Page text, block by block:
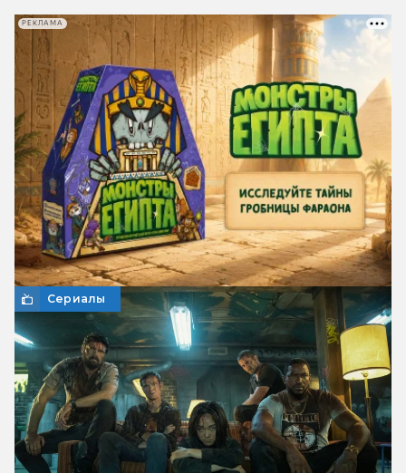
Сериалы
РЕКЛАМА